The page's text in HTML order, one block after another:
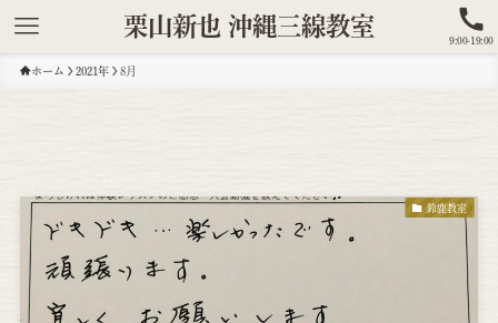
栗山新也 沖縄三線教室
9:00-19:00
ホーム 2021年 8月
鈴鹿教室